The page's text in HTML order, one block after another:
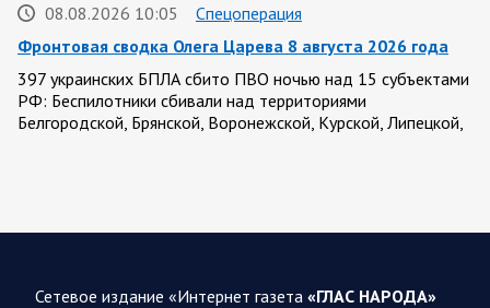
08.08.2026 10:05
Спецоперация
Фронтовая сводка Олега Царева 8 августа 2026 года
397 украинских БПЛА сбито ПВО ночью над 15 субъектами
РФ: Беспилотники сбивали над территориями
Белгородской, Брянской, Воронежской, Курской, Липецкой,
помочь с реализацией продукции в сетевых магазинах
Сетевое издание «Интернет газета «ГЛАС НАРОДА»